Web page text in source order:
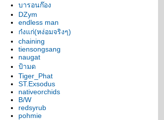
บารอนก๊อง
DZym
endless man
ก๋งแก่(หง่อมจริงๆ)
chaining
tiensongsang
naugat
ป้ามด
Tiger_Phat
ST.Exsodus
nativeorchids
B/W
redsyrub
pohmie